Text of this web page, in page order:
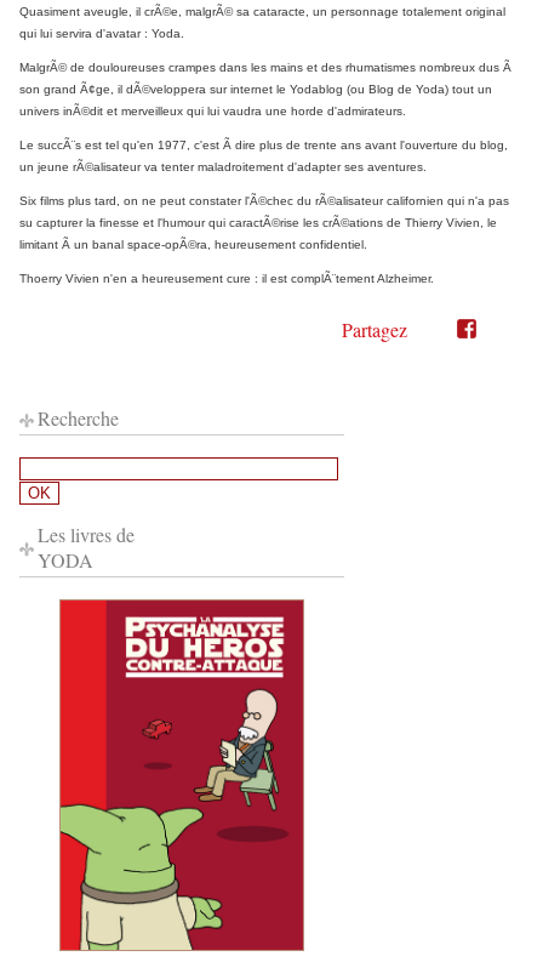
Quasiment aveugle, il crÃ©e, malgrÃ© sa cataracte, un personnage totalement original
qui lui servira d'avatar : Yoda.
MalgrÃ© de douloureuses crampes dans les mains et des rhumatismes nombreux dus Ã
son grand Ã¢ge, il dÃ©veloppera sur internet le Yodablog (ou Blog de Yoda) tout un
univers inÃ©dit et merveilleux qui lui vaudra une horde d'admirateurs.
Le succÃ¨s est tel qu'en 1977, c'est Ã dire plus de trente ans avant l'ouverture du blog,
un jeune rÃ©alisateur va tenter maladroitement d'adapter ses aventures.
Six films plus tard, on ne peut constater l'Ã©chec du rÃ©alisateur californien qui n'a pas
su capturer la finesse et l'humour qui caractÃ©rise les crÃ©ations de Thierry Vivien, le
limitant Ã un banal space-opÃ©ra, heureusement confidentiel.
Thoerry Vivien n'en a heureusement cure : il est complÃ¨tement Alzheimer.
Partagez
Partager
Partager
Recherche
Les livres de
YODA